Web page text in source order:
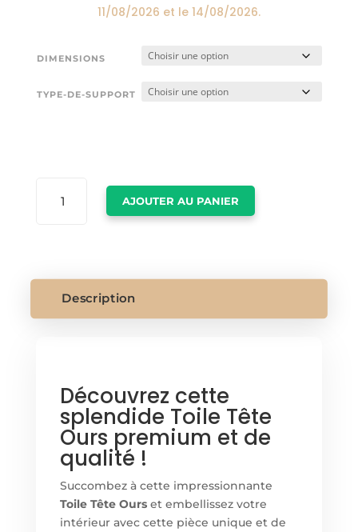
11/08/2026 et le 14/08/2026.
DIMENSIONS
TYPE-DE-SUPPORT
AJOUTER AU PANIER
Description
Découvrez cette
splendide Toile Tête
Ours premium et de
qualité !
Succombez à cette impressionnante
Toile Tête Ourset embellissez votre
intérieur avec cette pièce unique et de